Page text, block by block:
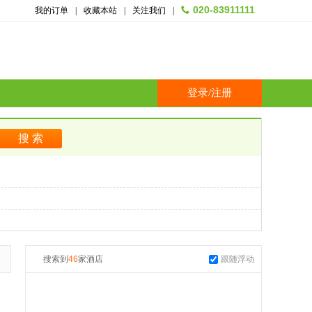
我的订单 收藏本站 关注我们 020-83911111
登录/注册
搜索到 46家酒店 跟随浮动